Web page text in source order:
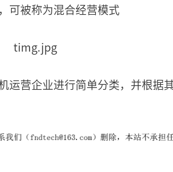
可被称为混合经营模式
运营企业进行简单分类，并根据